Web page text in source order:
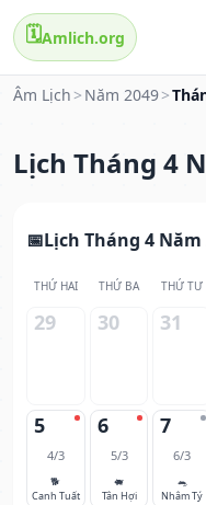
🗓️Amlich.org
Âm Lịch > Năm 2049>
Lịch Tháng 4
Lịch Tháng 4 Năm
THỨ HAI THỨ BA THỨ TƯ
29 30 31
5
4/3
🐕
Canh Tuất
6
5/3
🐖
Tân Hợi
7
6/3
🐀
Nhâm Tý